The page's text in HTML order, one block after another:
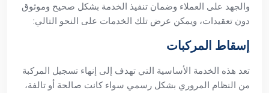
والجهد على العملاء وضمان تنفيذ الخدمة بشكل صحيح وموثوق
دون تعقيدات، ويمكن عرض تلك الخدمات على النحو التالي:
إسقاط المركبات
تعد هذه الخدمة الأساسية التي تهدف إلى إنهاء تسجيل المركبة
من النظام المروري بشكل رسمي سواء كانت صالحة أو تالفة،